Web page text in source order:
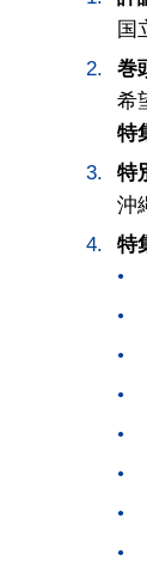
国
巻
希
特
特
沖
特